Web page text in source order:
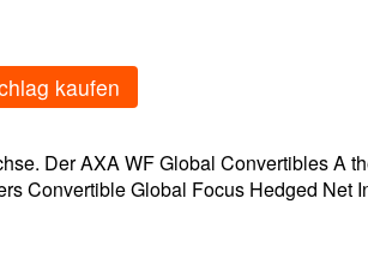
kaufen
Der AXA WF Global Convertibles A
Convertible Global Focus Hedged Net